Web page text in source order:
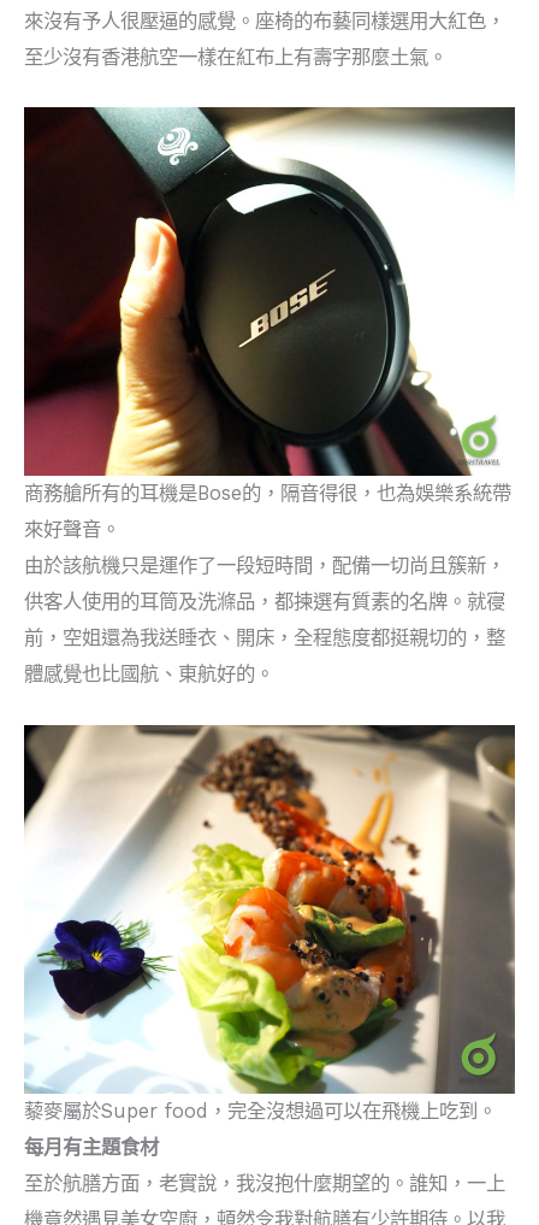
來沒有予人很壓逼的感覺。座椅的布藝同樣選用大紅色，
至少沒有香港航空一樣在紅布上有壽字那麼土氣。
商務艙所有的耳機是Bose的，隔音得很，也為娛樂系統帶
來好聲音。
由於該航機只是運作了一段短時間，配備一切尚且簇新，
供客人使用的耳筒及洗滌品，都揀選有質素的名牌。就寑
前，空姐還為我送睡衣、開床，全程態度都挺親切的，整
體感覺也比國航、東航好的。
藜麥屬於Super food，完全沒想過可以在飛機上吃到。
每月有主題食材
至於航膳方面，老實說，我沒抱什麼期望的。誰知，一上
機竟然遇見美女空廚，頓然令我對航膳有少許期待。以我